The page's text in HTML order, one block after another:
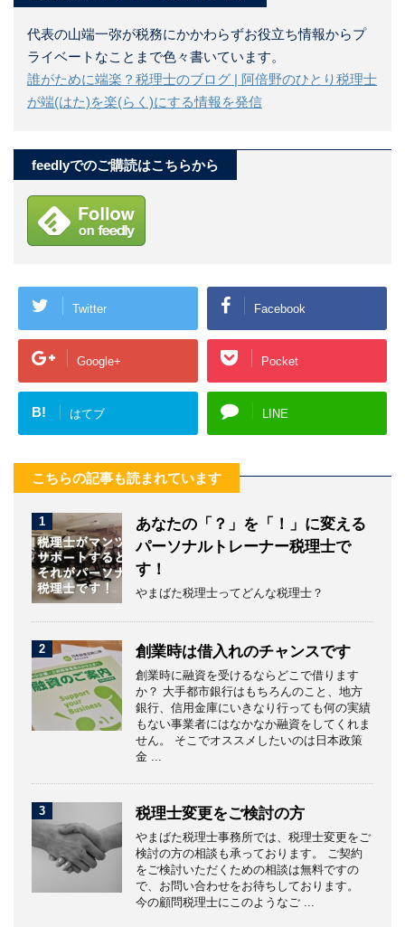
代表の山端一弥が税務にかかわらずお役立ち情報からプ
ライベートなことまで色々書いています。
誰がために端楽？税理士のブログ | 阿倍野のひとり税理士
が端(はた)を楽(らく)にする情報を発信
feedlyでのご購読はこちらから
Twitter Facebook
Google+ Pocket
B! はてブ LINE
こちらの記事も読まれています
1
あなたの「？」を「！」に変える
パーソナルトレーナー税理士で
す！
やまばた税理士ってどんな税理士？
2 創業時は借入れのチャンスです
創業時に融資を受けるならどこで借ります
か？ 大手都市銀行はもちろんのこと、地方
銀行、信用金庫にいきなり行っても何の実績
もない事業者にはなかなか融資をしてくれま
せん。 そこでオススメしたいのは日本政策
金 ...
3 税理士変更をご検討の方
やまばた税理士事務所では、税理士変更をご
検討の方の相談も承っております。 ご契約
をご検討いただくための相談は無料ですの
で、お問い合わせをお待ちしております。
今の顧問税理士にこのようなご ...